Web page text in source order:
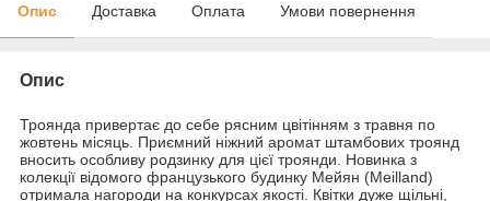
Опис Доставка Оплата Умови повернення
Опис
Троянда привертає до себе рясним цвітінням з травня по
жовтень місяць. Приємний ніжний аромат штамбових троянд
вносить особливу родзинку для цієї троянди. Новинка з
колекції відомого французького будинку Мейян (Meilland)
отримала нагороди на конкурсах якості. Квітки дуже щільні,